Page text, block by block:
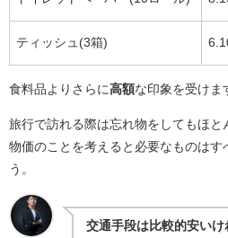
ティッシュ(3箱)
食料品よりさらに高額な印象を受けま
旅行で訪れる際は忘れ物をしてもほと
物価のことを考えると必要なものはす
う。
交通手段は比較的安い